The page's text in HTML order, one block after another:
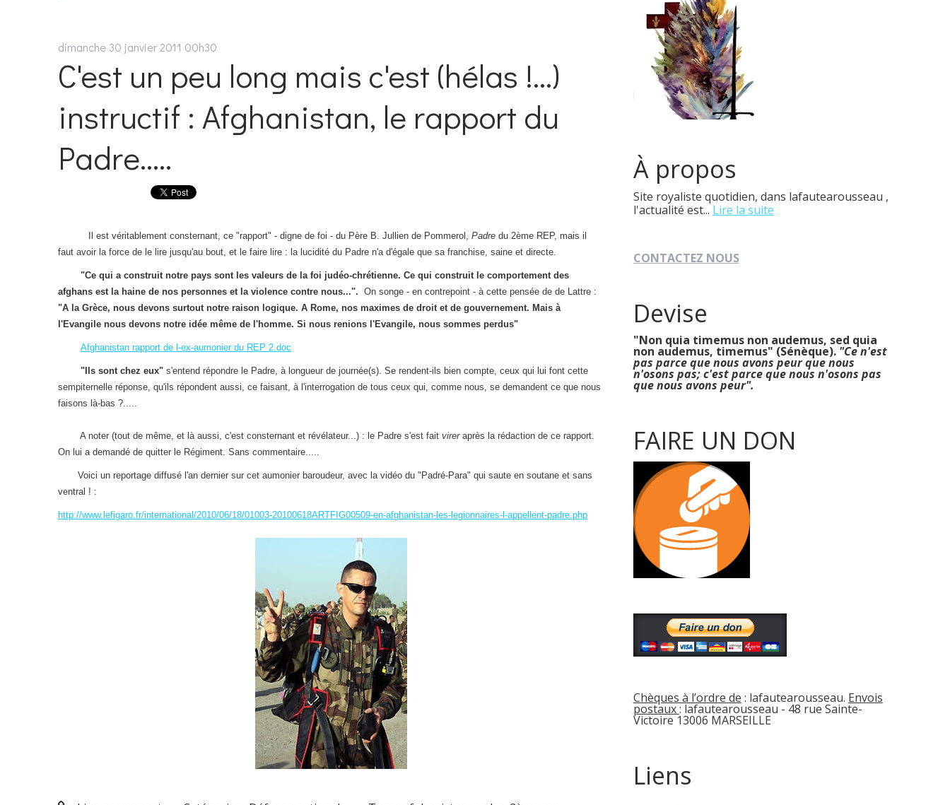
dimanche 30 janvier 2011 00h30
C'est un peu long mais c'est (hélas !...)
instructif : Afghanistan, le rapport du
Padre.....
Il est véritablement consternant, ce "rapport" - digne de foi - du Père B. Jullien de Pommerol, Padre du 2ème REP, mais il
faut avoir la force de le lire jusqu'au bout, et le faire lire : la lucidité du Padre n'a d'égale que sa franchise, saine et directe.
"Ce qui a construit notre pays sont les valeurs de la foi judéo-chrétienne. Ce qui construit le comportement des
afghans est la haine de nos personnes et la violence contre nous...". On songe - en contrepoint - à cette pensée de de Lattre :
"A la Grèce, nous devons surtout notre raison logique. A Rome, nos maximes de droit et de gouvernement. Mais à
l'Evangile nous devons notre idée même de l'homme. Si nous renions l'Evangile, nous sommes perdus"
Afghanistan rapport de l-ex-aumonier du REP 2.doc
"Ils sont chez eux" s'entend répondre le Padre, à longueur de journée(s). Se rendent-ils bien compte, ceux qui lui font cette
sempiternelle réponse, qu'ils répondent aussi, ce faisant, à l'interrogation de tous ceux qui, comme nous, se demandent ce que nous
faisons là-bas ?.....
A noter (tout de même, et là aussi, c'est consternant et révélateur...) : le Padre s'est fait virer après la rédaction de ce rapport.
On lui a demandé de quitter le Régiment. Sans commentaire.....
Voici un reportage diffusé l'an dernier sur cet aumonier baroudeur, avec la vidéo du "Padré-Para" qui saute en soutane et sans
ventral ! :
http://www.lefigaro.fr/international/2010/06/18/01003-20100618ARTFIG00509-en-afghanistan-les-legionnaires-l-appellent-padre.php
À propos
Site royaliste quotidien, dans lafautearousseau ,
l'actualité est... Lire la suite
CONTACTEZ NOUS
Devise
"Non quia timemus non audemus, sed quia
non audemus, timemus" (Sénèque). "Ce n'est
pas parce que nous avons peur que nous
n'osons pas; c'est parce que nous n'osons pas
que nous avons peur".
FAIRE UN DON
Chèques à l’ordre de : lafautearousseau. Envois
postaux: lafautearousseau - 48 rue Sainte-
Victoire 13006 MARSEILLE
Liens